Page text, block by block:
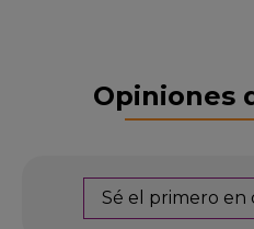
Opiniones
Sé el primero